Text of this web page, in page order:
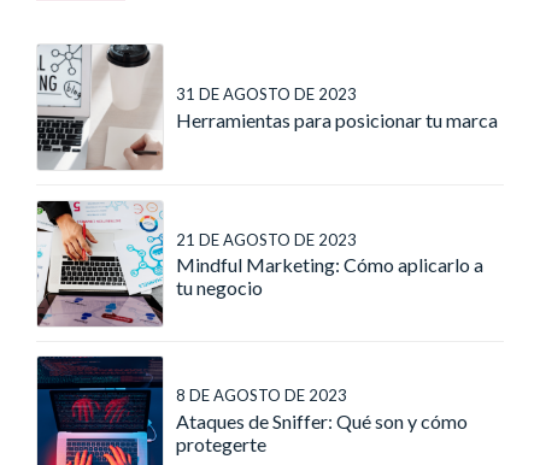
31 DE AGOSTO DE 2023
Herramientas para posicionar tu marca
21 DE AGOSTO DE 2023
Mindful Marketing: Cómo aplicarlo a
tu negocio
8 DE AGOSTO DE 2023
Ataques de Sniffer: Qué son y cómo
protegerte